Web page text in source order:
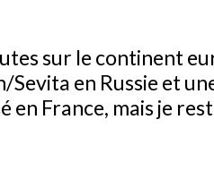
sur le continent
en Russie et
en France, mais je